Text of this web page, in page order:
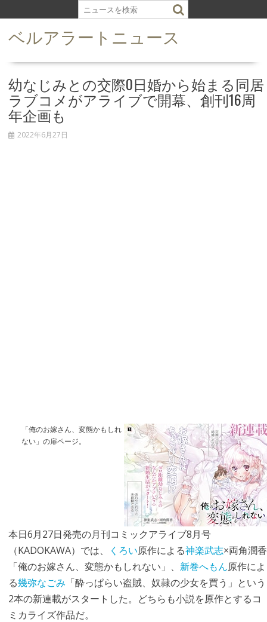
k
ベルアラートニュース
幼なじみとの交際0日婚から始まる同居
ラブコメがアライブで開幕、創刊16周
年企画も
2022年6月27日
「俺のお嫁さん、変態かもしれ
ない」の扉ページ。
本日6月27日発売の月刊コミックアライブ8月号
（KADOKAWA）では、
くろい原作による神楽武志×両角潤香
「俺のお嫁さん、変態かもしれない」、 新巻へもん原作によ
る幾弥なごみ 「酔っぱらい盗賊、奴隷の少女を買う」という
2本の新連載がスタートした。どちらも小説を原作とするコ
ミカライズ作品だ。